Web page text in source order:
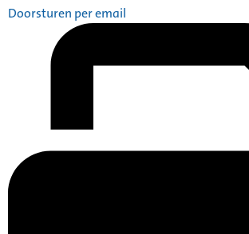
Doorsturen per email